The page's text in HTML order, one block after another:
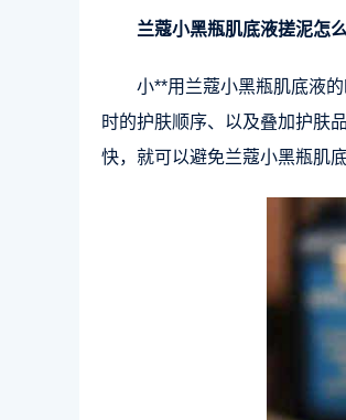
兰蔻小黑瓶肌底液搓泥怎
小**用兰蔻小黑瓶肌底液
时的护肤顺序、以及叠加护肤
快，就可以避免兰蔻小黑瓶肌